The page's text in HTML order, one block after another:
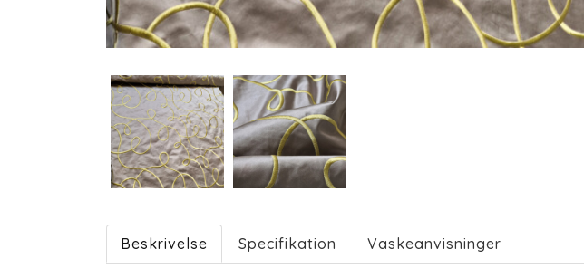
Beskrivelse Specifikation Vaskeanvisninger